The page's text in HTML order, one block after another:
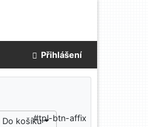
Přihlášení
Do košíku#tpl-btn-affix